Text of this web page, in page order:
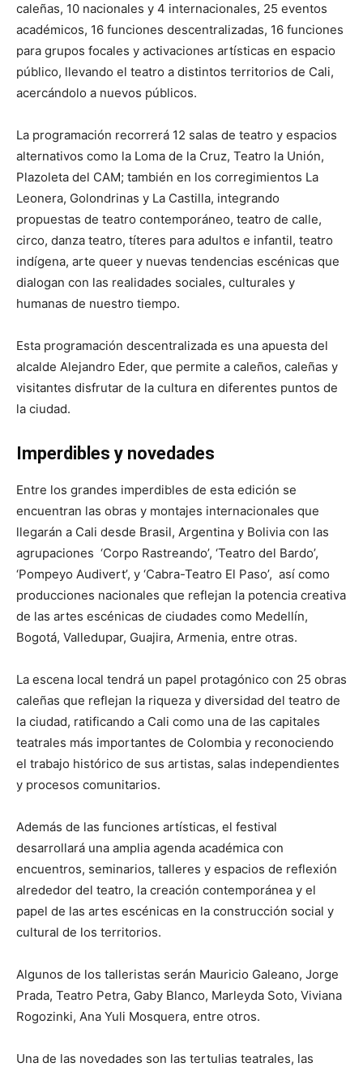
caleñas, 10 nacionales y 4 internacionales, 25 eventos
académicos, 16 funciones descentralizadas, 16 funciones
para grupos focales y activaciones artísticas en espacio
público, llevando el teatro a distintos territorios de Cali,
acercándolo a nuevos públicos.
La programación recorrerá 12 salas de teatro y espacios
alternativos como la Loma de la Cruz, Teatro la Unión,
Plazoleta del CAM; también en los corregimientos La
Leonera, Golondrinas y La Castilla, integrando
propuestas de teatro contemporáneo, teatro de calle,
circo, danza teatro, títeres para adultos e infantil, teatro
indígena, arte queer y nuevas tendencias escénicas que
dialogan con las realidades sociales, culturales y
humanas de nuestro tiempo.
Esta programación descentralizada es una apuesta del
alcalde Alejandro Eder, que permite a caleños, caleñas y
visitantes disfrutar de la cultura en diferentes puntos de
la ciudad.
Imperdibles y novedades
Entre los grandes imperdibles de esta edición se
encuentran las obras y montajes internacionales que
llegarán a Cali desde Brasil, Argentina y Bolivia con las
agrupaciones ‘Corpo Rastreando’, ‘Teatro del Bardo’,
‘Pompeyo Audivert’, y ‘Cabra-Teatro El Paso’, así como
producciones nacionales que reflejan la potencia creativa
de las artes escénicas de ciudades como Medellín,
Bogotá, Valledupar, Guajira, Armenia, entre otras.
La escena local tendrá un papel protagónico con 25 obras
caleñas que reflejan la riqueza y diversidad del teatro de
la ciudad, ratificando a Cali como una de las capitales
teatrales más importantes de Colombia y reconociendo
el trabajo histórico de sus artistas, salas independientes
y procesos comunitarios.
Además de las funciones artísticas, el festival
desarrollará una amplia agenda académica con
encuentros, seminarios, talleres y espacios de reflexión
alrededor del teatro, la creación contemporánea y el
papel de las artes escénicas en la construcción social y
cultural de los territorios.
Algunos de los talleristas serán Mauricio Galeano, Jorge
Prada, Teatro Petra, Gaby Blanco, Marleyda Soto, Viviana
Rogozinki, Ana Yuli Mosquera, entre otros.
Una de las novedades son las tertulias teatrales, las